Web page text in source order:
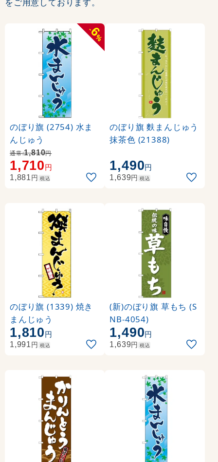
-
6
%
のぼり旗 (2754) 水ま
んじゅう
通常:1,810円
1,710円
1,881円 税込
のぼり旗 麩まんじゅう
抹茶色 (21388)
1,490円
1,639円 税込
のぼり旗 (1339) 焼き
まんじゅう
1,810円
1,991円 税込
(新)のぼり旗 草もち (S
NB-4054)
1,490円
1,639円 税込